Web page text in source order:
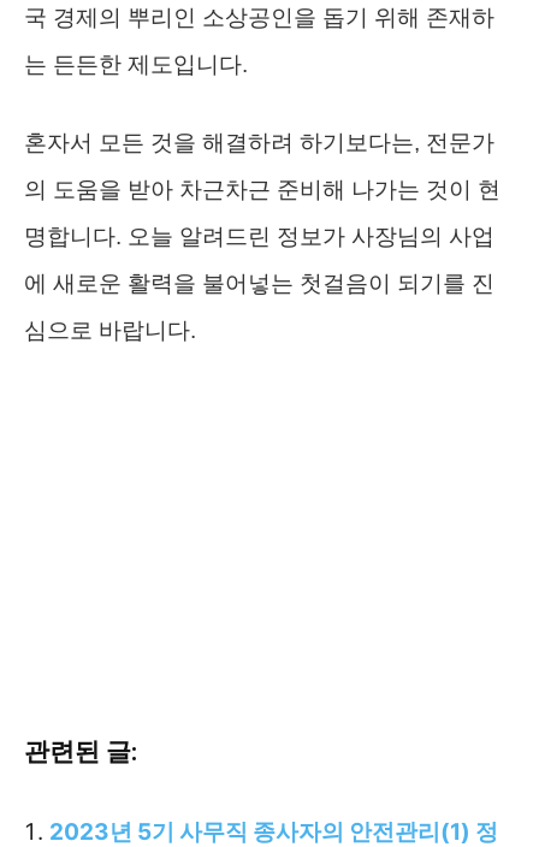
국 경제의 뿌리인 소상공인을 돕기 위해 존재하
는 든든한 제도입니다.
혼자서 모든 것을 해결하려 하기보다는, 전문가
의 도움을 받아 차근차근 준비해 나가는 것이 현
명합니다. 오늘 알려드린 정보가 사장님의 사업
에 새로운 활력을 불어넣는 첫걸음이 되기를 진
심으로 바랍니다.
관련된 글:
2023년 5기 사무직 종사자의 안전관리(1) 정